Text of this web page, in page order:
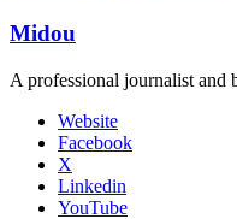
Midou
A professional journalist and
Website
Facebook
X
Linkedin
YouTube